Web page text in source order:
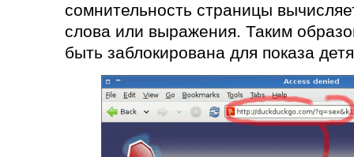
сомнительность страницы
слова или выражения. Таким
быть заблокирована для показа